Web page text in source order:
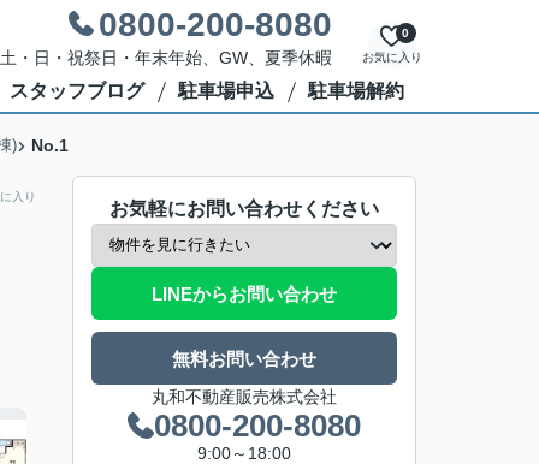
0800-200-8080
日・祝祭日・年末年始、GW、夏季休暇 お気に入り
0
スタッフブログ 駐車場申込 駐車場解約
) No.1
入り
お気軽にお問い合わせください
LINEからお問い合わせ
無料お問い合わせ
丸和不動産販売株式会社
0800-200-8080
9:00～18:00